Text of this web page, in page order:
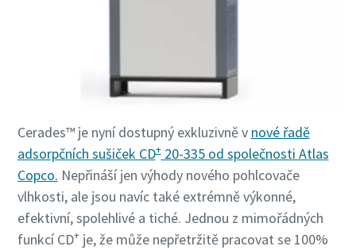
Cerades™ je nyní dostupný exkluzivně v nové řadě
adsorpčních sušiček CD+20-335 od společnosti Atlas
Copco. Nepřináší jen výhody nového pohlcovače
vlhkosti, ale jsou navíc také extrémně výkonné,
efektivní, spolehlivé a tiché. Jednou z mimořádných
funkcí CD+je, že může nepřetržitě pracovat se 100%